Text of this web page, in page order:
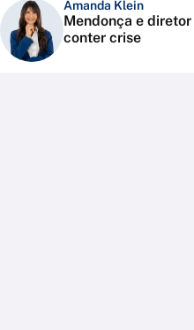
Amanda Klein
Mendonça e
conter crise